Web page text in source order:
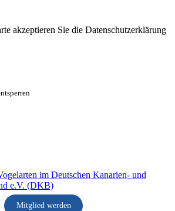
akzeptieren Sie die Datenschutzerklärung
Mitglied werden